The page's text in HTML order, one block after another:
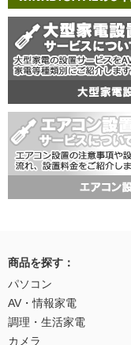
商品を探す：
パソコン
AV・情報家電
調理・生活家電
カメラ